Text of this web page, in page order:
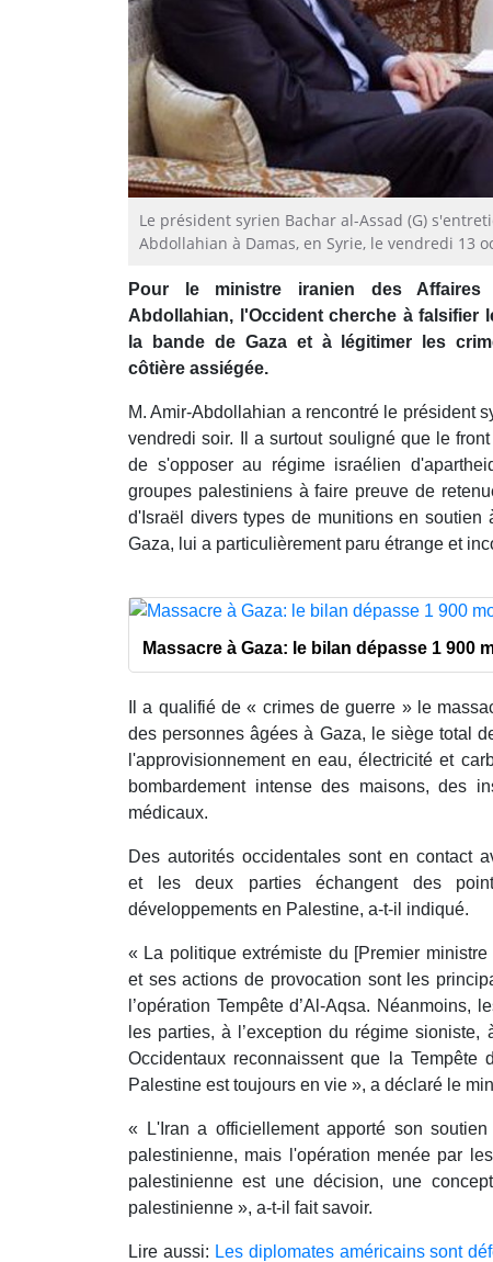
Le président syrien Bachar al-Assad (G)
Abdollahian à Damas, en Syrie, le vendredi 13
Pour le ministre iranien des Affaires
Abdollahian, l'Occident cherche à falsifier
la bande de Gaza et à légitimer les
côtière assiégée.
M. Amir-Abdollahian a rencontré le président
vendredi soir. Il a surtout souligné que le
de s'opposer au régime israélien
groupes palestiniens à faire preuve de
d'Israël divers types de munitions en
Gaza, lui a particulièrement paru étrange et
Massacre à Gaza: le bilan dépasse 1 900
Il a qualifié de « crimes de guerre » le
des personnes âgées à Gaza, le siège total
l'approvisionnement en eau, électricité et
bombardement intense des maisons, des
médicaux.
Des autorités occidentales sont en contact
et les deux parties échangent des
développements en Palestine, a-t-il indiqué.
« La politique extrémiste du [Premier
et ses actions de provocation sont les
l’opération Tempête d’Al-Aqsa. Néanmoins,
les parties, à l’exception du régime
Occidentaux reconnaissent que la Tempête
Palestine est toujours en vie », a déclaré le
« L'Iran a officiellement apporté son
palestinienne, mais l'opération menée par
palestinienne est une décision, une
palestinienne », a-t-il fait savoir.
Lire aussi: Les diplomates américains sont